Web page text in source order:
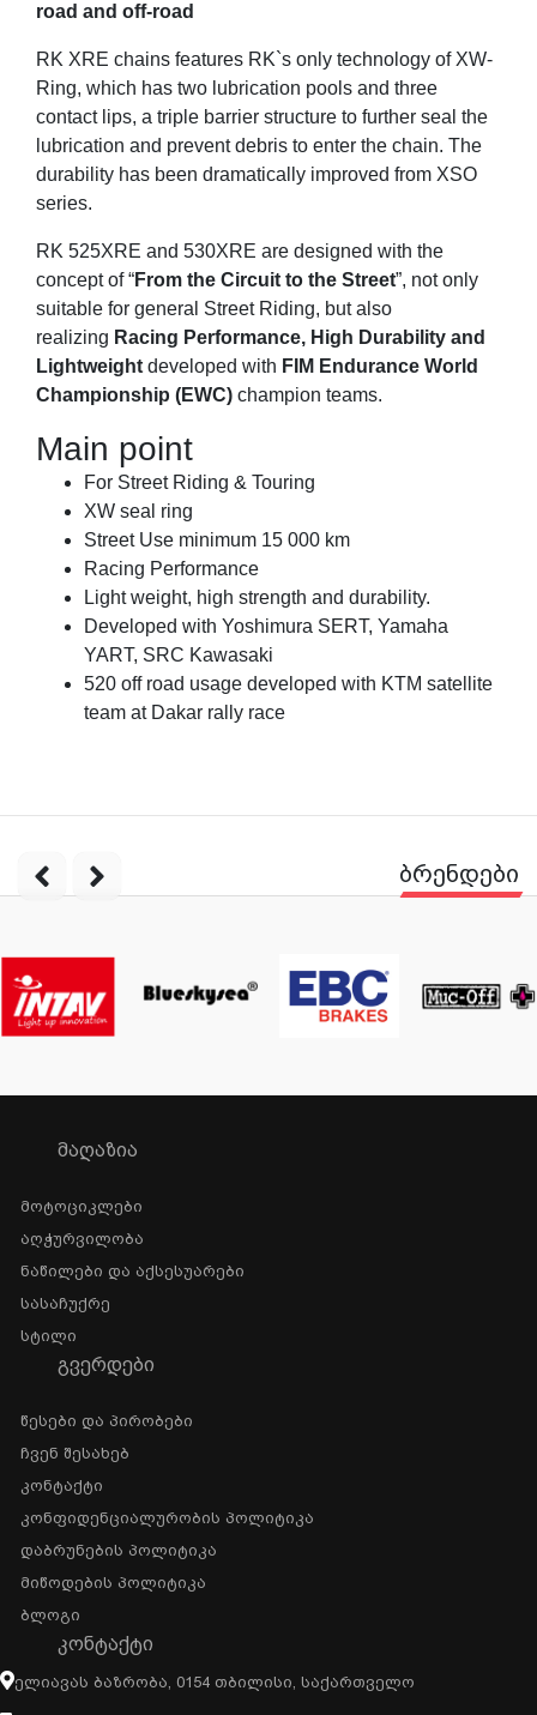
road and off-road
RK XRE chains features RK`s only technology of XW-
Ring, which has two lubrication pools and three
contact lips, a triple barrier structure to further seal the
lubrication and prevent debris to enter the chain. The
durability has been dramatically improved from XSO
series.
RK 525XRE and 530XRE are designed with the
concept of “From the Circuit to the Street”, not only
suitable for general Street Riding, but also
realizing Racing Performance, High Durability and
Lightweight developed with FIM Endurance World
Championship (EWC) champion teams.
Main point
For Street Riding & Touring
XW seal ring
Street Use minimum 15 000 km
Racing Performance
Light weight, high strength and durability.
Developed with Yoshimura SERT, Yamaha
YART, SRC Kawasaki
520 off road usage developed with KTM satellite
team at Dakar rally race
ბრენდები
ᲛᲐᲦᲐᲖᲘᲐ
Მოტოციკლები
Აღჭურვილობა
Ნაწილები Და Აქსესუარები
Სასაჩუქრე
Სტილი
ᲒᲕᲔᲠᲓᲔᲑᲘ
Წესები Და Პირობები
Ჩვენ Შესახებ
Კონტაქტი
Კონფიდენციალურობის Პოლიტიკა
Დაბრუნების Პოლიტიკა
Მიწოდების Პოლიტიკა
Ბლოგი
ᲙᲝᲜᲢᲐᲥᲢᲘ
Ელიავას Ბაზრობა, 0154 Თბილისი, Საქართველო